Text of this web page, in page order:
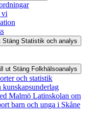
vi
Stäng Statistik och analys
ut Stäng Folkhälsoanalys
och statistik
kunskapsunderlag
Malmö Latinskolan om
barn och unga i Skåne